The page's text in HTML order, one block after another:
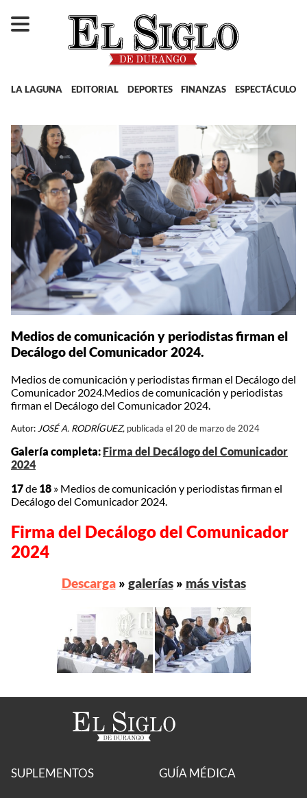
LA LAGUNA EDITORIAL DEPORTES FINANZAS ESPECTÁCULOS
Medios de comunicación y periodistas firman el
Decálogo del Comunicador 2024.
Medios de comunicación y periodistas firman el Decálogo del
Comunicador 2024.Medios de comunicación y periodistas
firman el Decálogo del Comunicador 2024.
Autor:JOSÉ A. RODRÍGUEZ, publicada el 20 de marzo de 2024
Galería completa: Firma del Decálogo del Comunicador
2024
17de 18 » Medios de comunicación y periodistas firman el
Decálogo del Comunicador 2024.
Firma del Decálogo del Comunicador
2024
Descarga» galerías» más vistas
SUPLEMENTOS GUÍA MÉDICA